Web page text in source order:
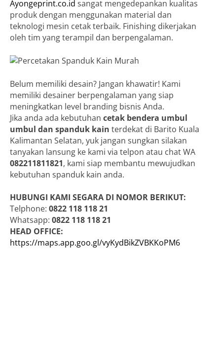
Ayongeprint.co.id sangat mengedepankan kualitas
produk dengan menggunakan material dan
teknologi mesin cetak terbaik. Finishing dikerjakan
oleh tim yang terampil dan berpengalaman.
Belum memiliki desain? Jangan khawatir! Kami
memiliki desainer berpengalaman yang siap
meningkatkan level branding bisnis Anda.
Jika anda ada kebutuhan cetak bendera umbul
umbul dan spanduk kain terdekat di Barito Kuala
Kalimantan Selatan, yuk jangan sungkan silakan
tanyakan lansung ke kami via telpon atau chat WA
082211811821, kami siap membantu mewujudkan
kebutuhan spanduk kain anda.
HUBUNGI KAMI SEGARA DI NOMOR BERIKUT:
Telphone: 0822 118 118 21
Whatsapp: 0822 118 118 21
HEAD OFFICE:
https://maps.app.goo.gl/vyKydBikZVBKKoPM6